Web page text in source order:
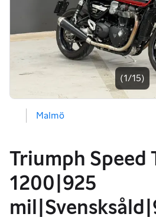
(1/15)
Malmö
Triumph Speed
1200|925